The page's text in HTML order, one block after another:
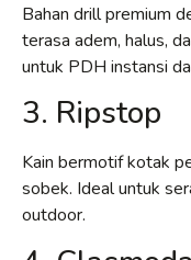
Bahan drill premium
terasa adem, halus,
untuk PDH instansi
3. Ripstop
Kain bermotif kotak
sobek. Ideal untuk
outdoor.